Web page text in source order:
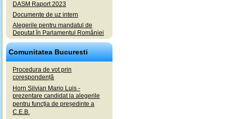
DASM Raport 2023
Documente de uz intern
Alegerile pentru mandatul de
Deputat în Parlamentul României
Comunitatea Bucuresti
Procedura de vot prin
corespondență
Horn Silvian Mario Luis -
prezentare candidat la alegerile
pentru funcția de președinte a
C.E.B.